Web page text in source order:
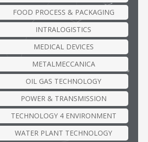
FOOD PROCESS & PACKAGING
INTRALOGISTICS
MEDICAL DEVICES
METALMECCANICA
OIL GAS TECHNOLOGY
POWER & TRANSMISSION
TECHNOLOGY 4 ENVIRONMENT
WATER PLANT TECHNOLOGY